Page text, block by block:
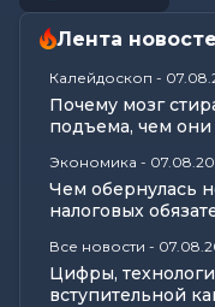
Лента
Калейдоскоп -
Почему мозг
подъема, чем они
Экономика -
Чем обернулась
налоговых
Все новости -
Цифры,
вступительной